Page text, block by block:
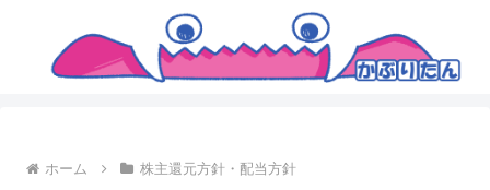
ホーム 株主還元方針・配当方針